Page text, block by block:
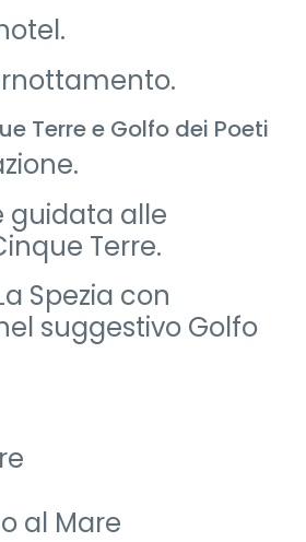
Terre e Golfo dei Poeti
guidata alle
Terre.
Spezia con
suggestivo Golfo
al Mare